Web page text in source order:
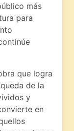
más
para
que logra
de la
y
en